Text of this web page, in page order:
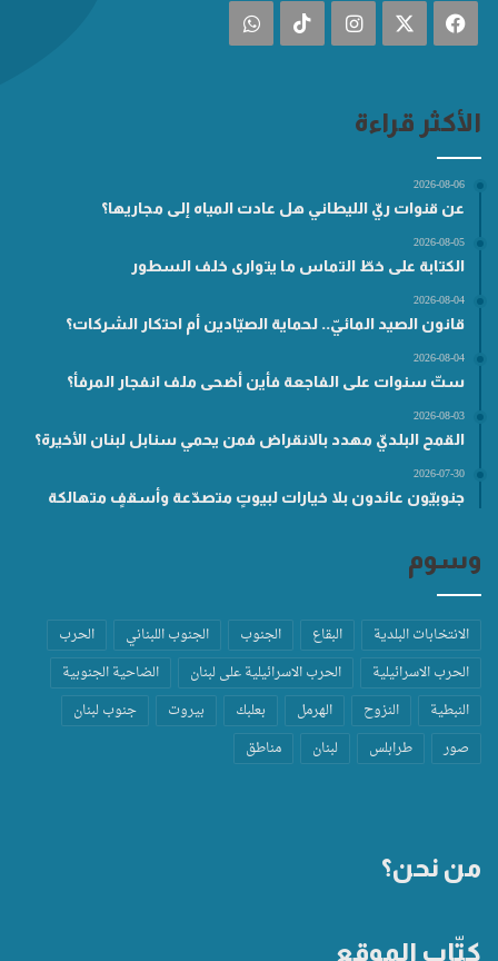
فيسبوك انستقرام ‫TikTokواتساب
الأكثر قراءة
2026-08-06
عن قنوات ريّ الليطاني هل عادت المياه إلى مجاريها؟
2026-08-05
الكتابة على خطّ التماس ما يتوارى خلف السطور
2026-08-04
قانون الصيد المائيّ.. لحماية الصيّادين أم احتكار الشركات؟
2026-08-04
ستّ سنوات على الفاجعة فأين أضحى ملف انفجار المرفأ؟
2026-08-03
القمح البلديّ مهدد بالانقراض فمن يحمي سنابل لبنان الأخيرة؟
2026-07-30
جنوبيّون عائدون بلا خيارات لبيوتٍ متصدّعة وأسقفٍ متهالكة
وسوم
الانتخابات البلدية البقاع الجنوب الجنوب اللبناني
الحرب
الحرب الاسرائيلية
الحرب الاسرائيلية على لبنان
الضاحية الجنوبية
النبطية
النزوح الهرمل بعلبك بيروت
جنوب لبنان
صور
طرابلس لبنان مناطق
من نحن؟
كتّاب الموقع